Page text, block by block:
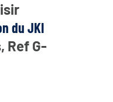
du JKI
Ref G-